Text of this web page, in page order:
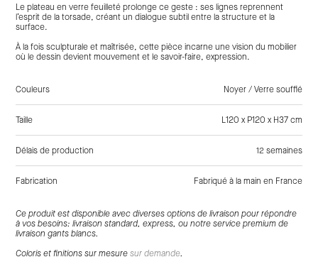
Le plateau en verre feuilleté prolonge ce geste : ses lignes reprennent
l’esprit de la torsade, créant un dialogue subtil entre la structure et la
surface.
À la fois sculpturale et maîtrisée, cette pièce incarne une vision du mobilier
où le dessin devient mouvement et le savoir-faire, expression.
Couleurs Noyer / Verre soufflé
Taille L120 x P120 x H37 cm
Délais de production 12 semaines
Fabrication
Fabriqué à la main en France
Ce produit est disponible avec diverses options de livraison pour répondre
à vos besoins: livraison standard, express, ou notre service premium de
livraison gants blancs.
Coloris et finitions sur mesuresur demande.